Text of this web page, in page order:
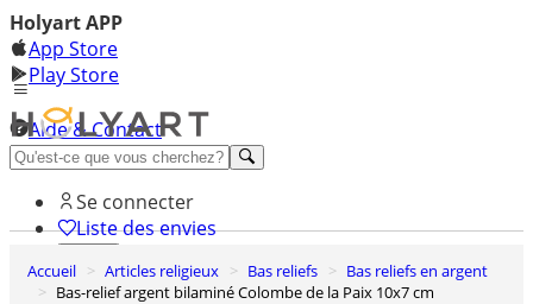
Holyart APP
App Store
Play Store
Aide & Contact
Découvrez Premium
Se connecter
Liste des envies
0
Panier
Accueil Articles religieux Bas reliefs
Bas reliefs en argent
Bas-relief argent bilaminé Colombe de la Paix 10x7 cm